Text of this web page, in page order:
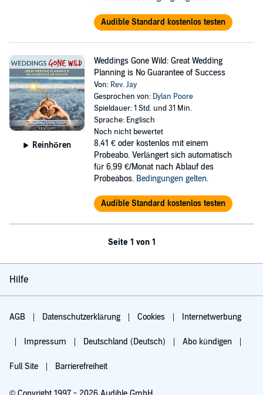
Audible Standard kostenlos testen
Reinhören
Weddings Gone Wild: Great Wedding
Planning is No Guarantee of Success
Von: Rev. Jay
Gesprochen von: Dylan Poore
Spieldauer: 1 Std. und 31 Min.
Sprache: Englisch
Noch nicht bewertet
8,41 € oder kostenlos mit einem
Probeabo. Verlängert sich automatisch
für 6,99 €/Monat nach Ablauf des
Probeabos. Bedingungen gelten.
Audible Standard kostenlos testen
Seite 1 von 1
Hilfe
AGB Datenschutzerklärung Cookies Internetwerbung
Impressum Deutschland (Deutsch) Abo kündigen
Full Site Barrierefreiheit